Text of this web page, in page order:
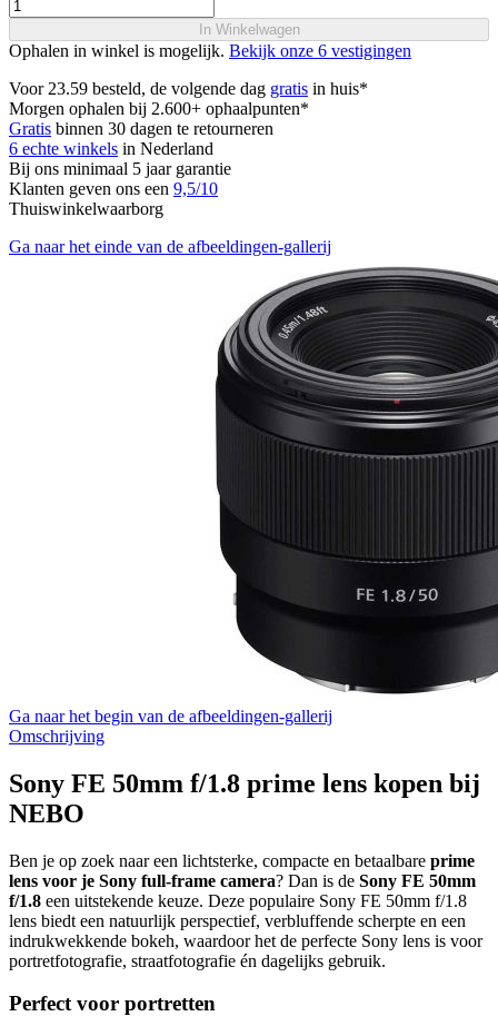
In Winkelwagen
Ophalen in winkel is mogelijk. Bekijk onze 6 vestigingen
Voor 23.59 besteld, de volgende dag gratis in huis*
Morgen ophalen bij 2.600+ ophaalpunten*
Gratis binnen 30 dagen te retourneren
6 echte winkels in Nederland
Bij ons minimaal 5 jaar garantie
Klanten geven ons een 9,5/10
Thuiswinkelwaarborg
Ga naar het einde van de afbeeldingen-gallerij
Ga naar het begin van de afbeeldingen-gallerij
Omschrijving
Sony FE 50mm f/1.8 prime lens kopen bij
NEBO
Ben je op zoek naar een lichtsterke, compacte en betaalbare prime
lens voor je Sony full-frame camera? Dan is de Sony FE 50mm
f/1.8 een uitstekende keuze. Deze populaire Sony FE 50mm f/1.8
lens biedt een natuurlijk perspectief, verbluffende scherpte en een
indrukwekkende bokeh, waardoor het de perfecte Sony lens is voor
portretfotografie, straatfotografie én dagelijks gebruik.
Perfect voor portretten